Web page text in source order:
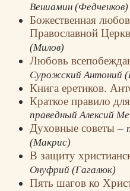
Вениамин (Федченков)
Божественная
Православной
(Милов)
Любовь
Сурожский Антоний
Книга еретиков.
Краткое правило
праведный Алексий
Духовные советы–
(Макрис)
В защиту
Онуфрий (Гагалюк)
Пять шагов ко